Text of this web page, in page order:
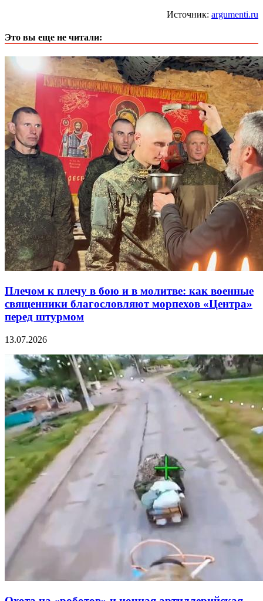
Источник: argumenti.ru
Это вы еще не читали:
Плечом к плечу в бою и в молитве: как военные
священники благословляют морпехов «Центра»
перед штурмом
13.07.2026